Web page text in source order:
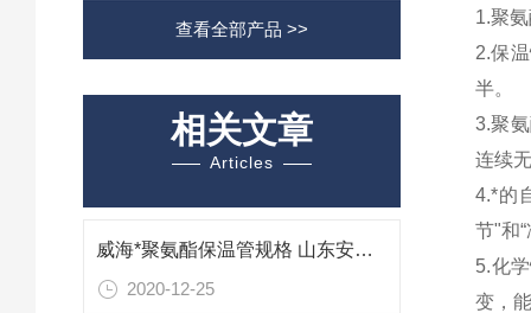
查看全部产品 >>
相关文章
Articles
威海*聚氨酯保温管规格 山东安装聚氨酯保温管工程
2020-12-25
1.聚
2.保
半。
3.聚
连续
4.*的
节"和
5.化
变，